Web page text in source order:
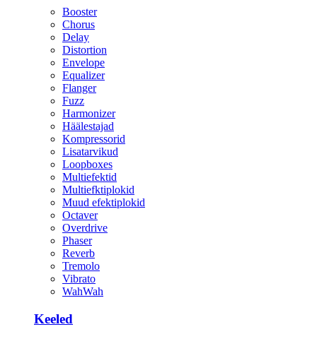
Booster
Chorus
Delay
Distortion
Envelope
Equalizer
Flanger
Fuzz
Harmonizer
Häälestajad
Kompressorid
Lisatarvikud
Loopboxes
Multiefektid
Multiefktiplokid
Muud efektiplokid
Octaver
Overdrive
Phaser
Reverb
Tremolo
Vibrato
WahWah
Keeled